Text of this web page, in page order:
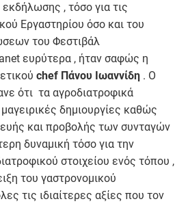
, τόσο για τις
Εργαστηρίου όσο και του
του Φεστιβάλ
ευρύτερα , ήταν σαφώς η
chef Πάνου Ιωαννίδη . Ο
ότι τα αγροδιατροφικά
δημιουργίες καθώς
και προβολής των συνταγών
δυναμική τόσο για την
στοιχείου ενός τόπου ,
του γαστρονομικού
τις ιδιαίτερες αξίες που τον